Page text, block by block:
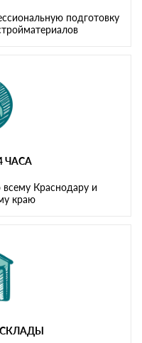
подготовку
ЧАСА
всему Краснодару и
краю